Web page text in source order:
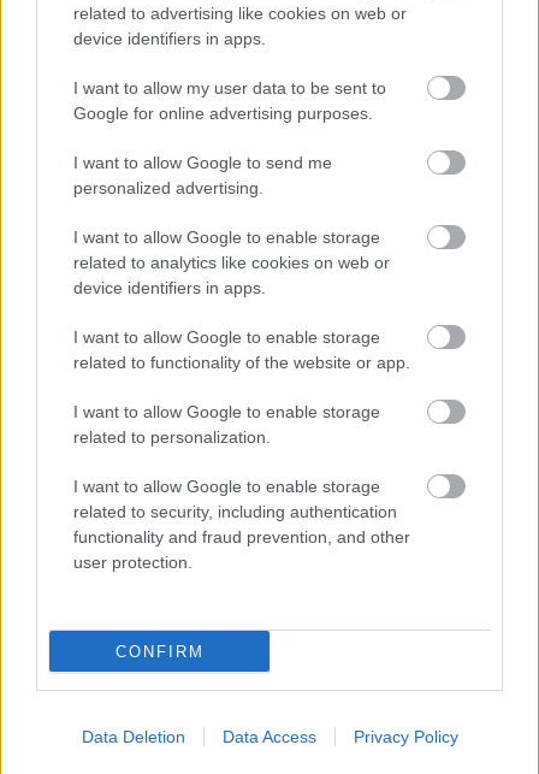
related to advertising like cookies on web or
device identifiers in apps.
I want to allow my user data to be sent to
Google for online advertising purposes.
I want to allow Google to send me
personalized advertising.
I want to allow Google to enable storage
related to analytics like cookies on web or
device identifiers in apps.
I want to allow Google to enable storage
related to functionality of the website or app.
I want to allow Google to enable storage
related to personalization.
I want to allow Google to enable storage
related to security, including authentication
functionality and fraud prevention, and other
user protection.
CONFIRM
Data Deletion Data Access Privacy Policy
ΣΗΜΕΡΑ ΣΤΟ IATRONET.GR
Ο καλός ύπνος μπορεί να συμβάλλει στην καλή
σχολική επίδοση των εφήβων